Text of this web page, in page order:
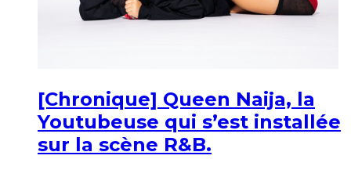
[Chronique] Queen Naija, la
Youtubeuse qui s’est installée
sur la scène R&B.